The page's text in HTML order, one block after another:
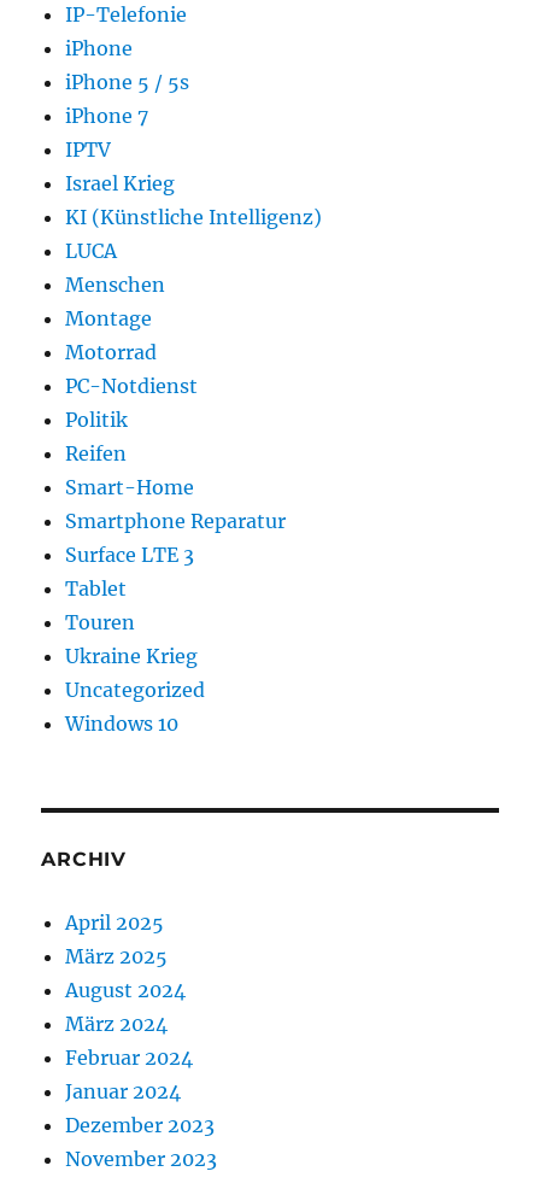
IP-Telefonie
iPhone
iPhone 5 / 5s
iPhone 7
IPTV
Israel Krieg
KI (Künstliche Intelligenz)
LUCA
Menschen
Montage
Motorrad
PC-Notdienst
Politik
Reifen
Smart-Home
Smartphone Reparatur
Surface LTE 3
Tablet
Touren
Ukraine Krieg
Uncategorized
Windows 10
ARCHIV
April 2025
März 2025
August 2024
März 2024
Februar 2024
Januar 2024
Dezember 2023
November 2023